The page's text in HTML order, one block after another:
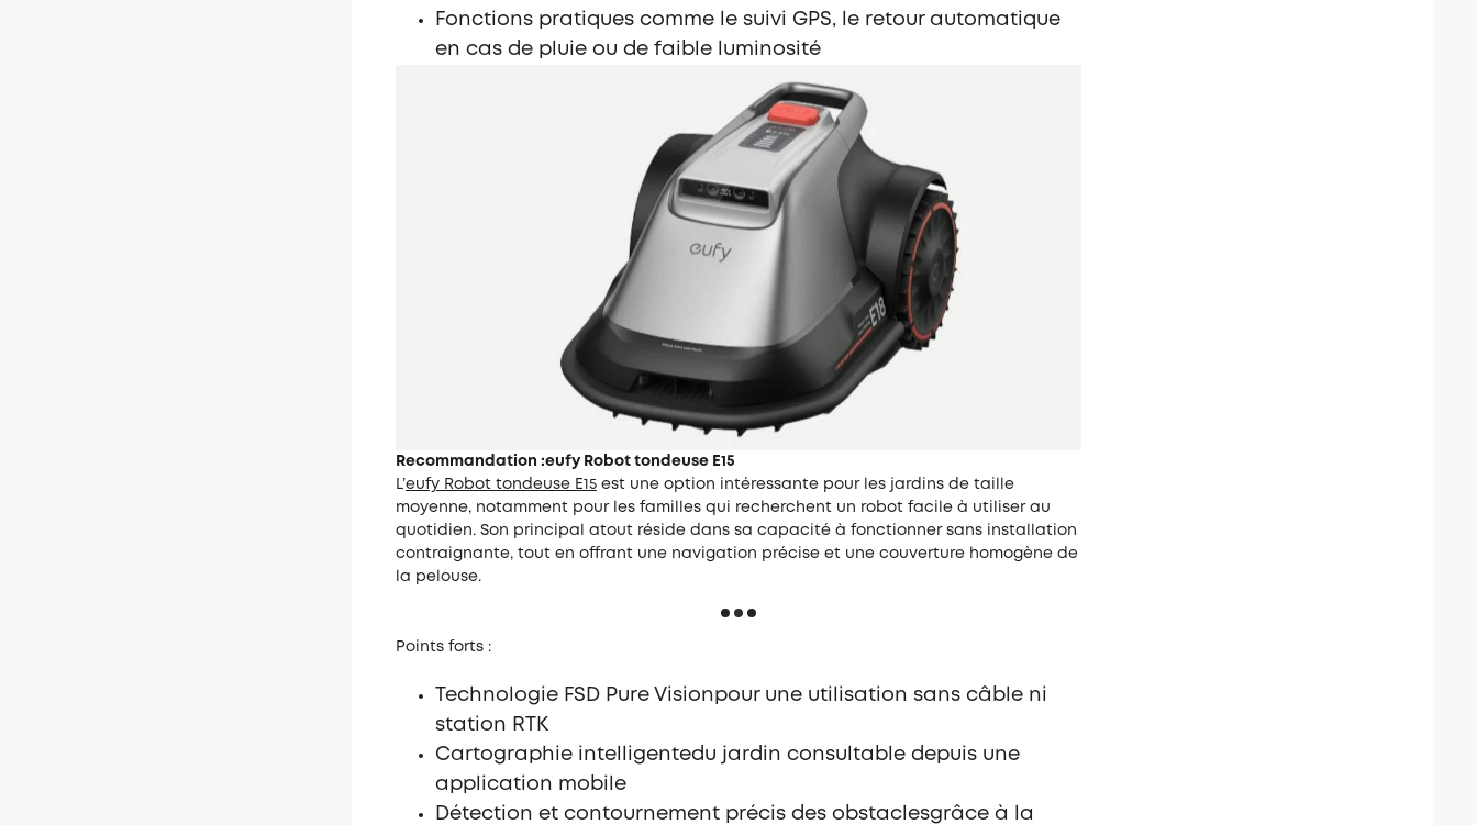
Fonctions pratiques comme le suivi GPS, le retour automatique
en cas de pluie ou de faible luminosité
Recommandation :eufy Robot tondeuse E15
L’eufy Robot tondeuse E15 est une option intéressante pour les jardins de taille
moyenne, notamment pour les familles qui recherchent un robot facile à utiliser au
quotidien. Son principal atout réside dans sa capacité à fonctionner sans installation
contraignante, tout en offrant une navigation précise et une couverture homogène de
la pelouse.
Points forts :
Technologie FSD Pure Visionpour une utilisation sans câble ni
station RTK
Cartographie intelligentedu jardin consultable depuis une
application mobile
Détection et contournement précis des obstaclesgrâce à la